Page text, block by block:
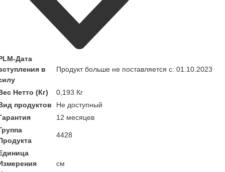
Дата
в
Продукт больше не поставляется с: 01.10.2023
Нетто (Кг)
0,193 Кг
продуктов
Не доступный
12 месяцев
4428
см